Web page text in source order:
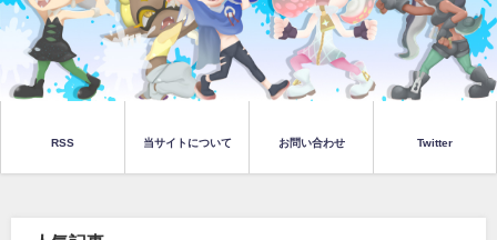
RSS 当サイトについて お問い合わせ Twitter